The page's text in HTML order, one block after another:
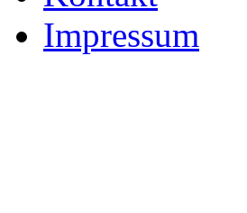
Impressum